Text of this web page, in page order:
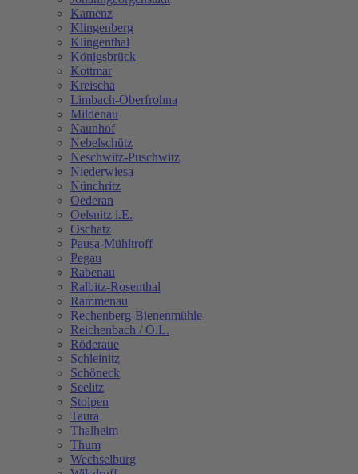
Kamenz
Klingenberg
Klingenthal
Königsbrück
Kottmar
Kreischa
Limbach-Oberfrohna
Mildenau
Naunhof
Nebelschütz
Neschwitz-Puschwitz
Niederwiesa
Nünchritz
Oederan
Oelsnitz i.E.
Oschatz
Pausa-Mühltroff
Pegau
Rabenau
Ralbitz-Rosenthal
Rammenau
Rechenberg-Bienenmühle
Reichenbach / O.L.
Röderaue
Schleinitz
Schöneck
Seelitz
Stolpen
Taura
Thalheim
Thum
Wechselburg